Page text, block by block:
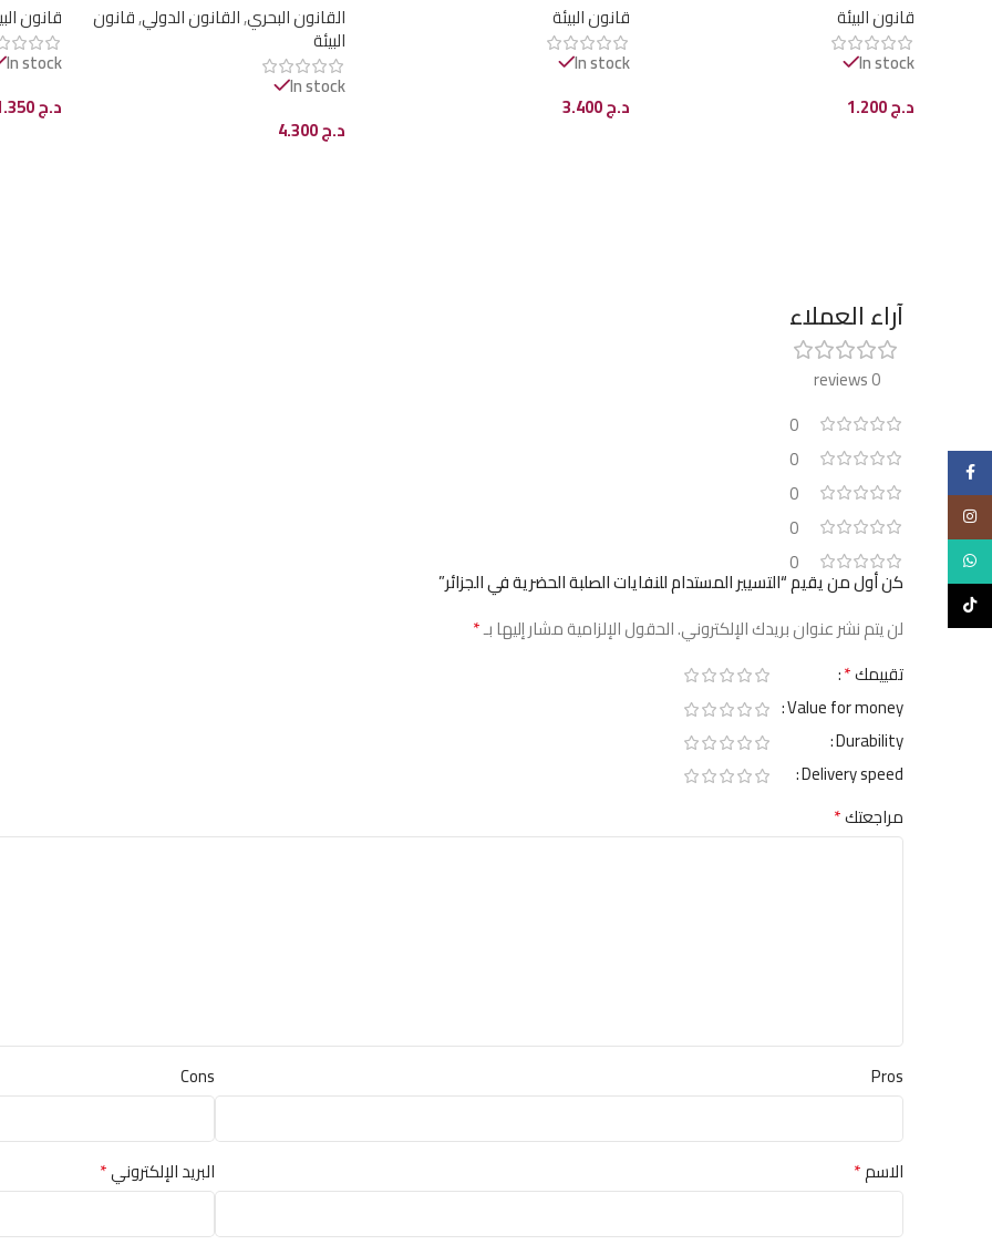
قانون البيئة
In stock
د.ج
قانون البيئة
In stock
د.ج
القانون البحري,القانون الدولي,قانون
البيئة
In stock
د.ج
قانون
In stock
د.ج1.350
آراء العملاء
0 reviews
0
0
0
0
0
كن أول من يقيم “التسيير المستدام للنفايات الصلبة الحضرية في الجزائر”
لن يتم نشر عنوان بريدك الإلكتروني.الحقول الإلزامية مشار إليها بـ*
تقييمك*
Value for money
Durability
Delivery speed
مراجعتك*
Pros
Cons
الاسم* البريد الإلكتروني*
Facebook
Instagram
WhatsApp